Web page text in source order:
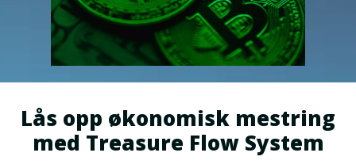
Lås opp økonomisk mestring
med Treasure Flow System